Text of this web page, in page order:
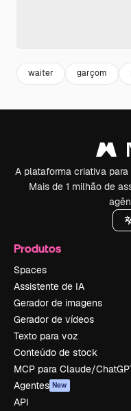
waiter garçom
A plataforma criativa
Mais de 1 milhão de
Produtos
Spaces
Assistente de IA
Gerador de imagens
Gerador de vídeos
Texto para voz
Conteúdo de stock
MCP para Claude/
Agentes New
API